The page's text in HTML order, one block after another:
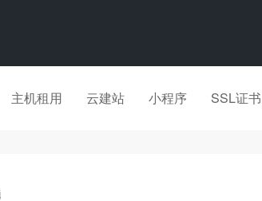
主机租用 云建站 小程序 SSL证书